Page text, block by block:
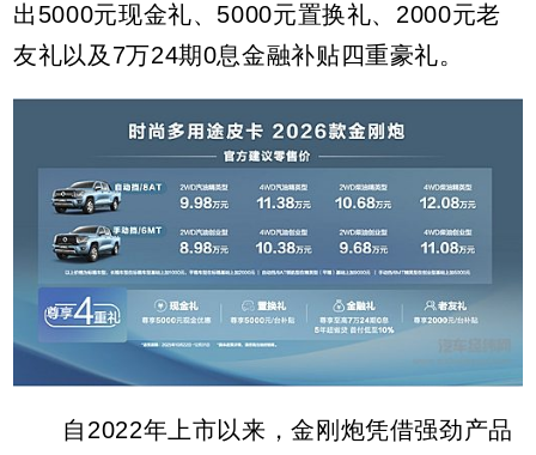
出5000元现金礼、5000元置换礼、2000元老
友礼以及7万24期0息金融补贴四重豪礼。
自2022年上市以来，金刚炮凭借强劲产品